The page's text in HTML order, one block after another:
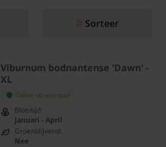
Sorteer
Viburnum bodnantense 'Dawn' -
XL
Online op voorraad
Bloeitijd:
Januari - April
Groenblijvend:
Nee